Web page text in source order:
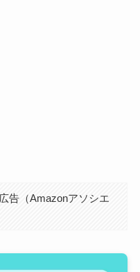
告（Amazonアソシエ